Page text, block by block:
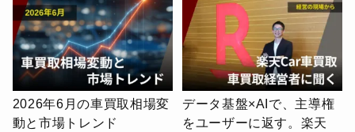
検
索
車買取の基礎
どこに売るか
車の売り方
車を売るとは
買取サービス
MOTA
アップル オートバックス カーセブン
カーセンサー
2026年6月の車買取相場変
動と市場トレンド
データ基盤×AIで、主導権
をユーザーに返す。楽天